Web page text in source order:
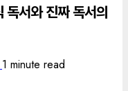
서와 진짜 독서의
1 minute read